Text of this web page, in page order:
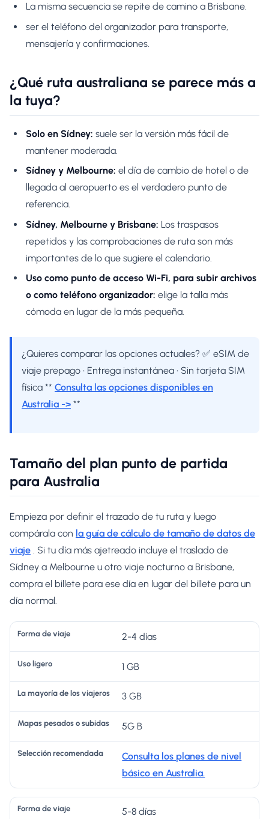
La misma secuencia se repite de camino a Brisbane.
ser el teléfono del organizador para transporte,
mensajería y confirmaciones.
¿Qué ruta australiana se parece más a
la tuya?
Solo en Sídney: suele ser la versión más fácil de
mantener moderada.
Sídney y Melbourne: el día de cambio de hotel o de
llegada al aeropuerto es el verdadero punto de
referencia.
Sídney, Melbourne y Brisbane: Los traspasos
repetidos y las comprobaciones de ruta son más
importantes de lo que sugiere el calendario.
Uso como punto de acceso Wi-Fi, para subir archivos
o como teléfono organizador: elige la talla más
cómoda en lugar de la más pequeña.
¿Quieres comparar las opciones actuales? ✅ eSIM de
viaje prepago • Entrega instantánea • Sin tarjeta SIM
física ** Consulta las opciones disponibles en
Australia -> **
Tamaño del plan punto de partida
para Australia
Empieza por definir el trazado de tu ruta y luego
compárala con la guía de cálculo de tamaño de datos de
viaje . Si tu día más ajetreado incluye el traslado de
Sídney a Melbourne u otro viaje nocturno a Brisbane,
compra el billete para ese día en lugar del billete para un
día normal.
F
o
r
d
e
U
s
g
e
L
y
rí
d
e
a
p
s
d
S
el
ci
re
c
2-4 días
1 GB
3 GB
5G B
Consulta los planes de nivel
básico en Australia.
5-8 días